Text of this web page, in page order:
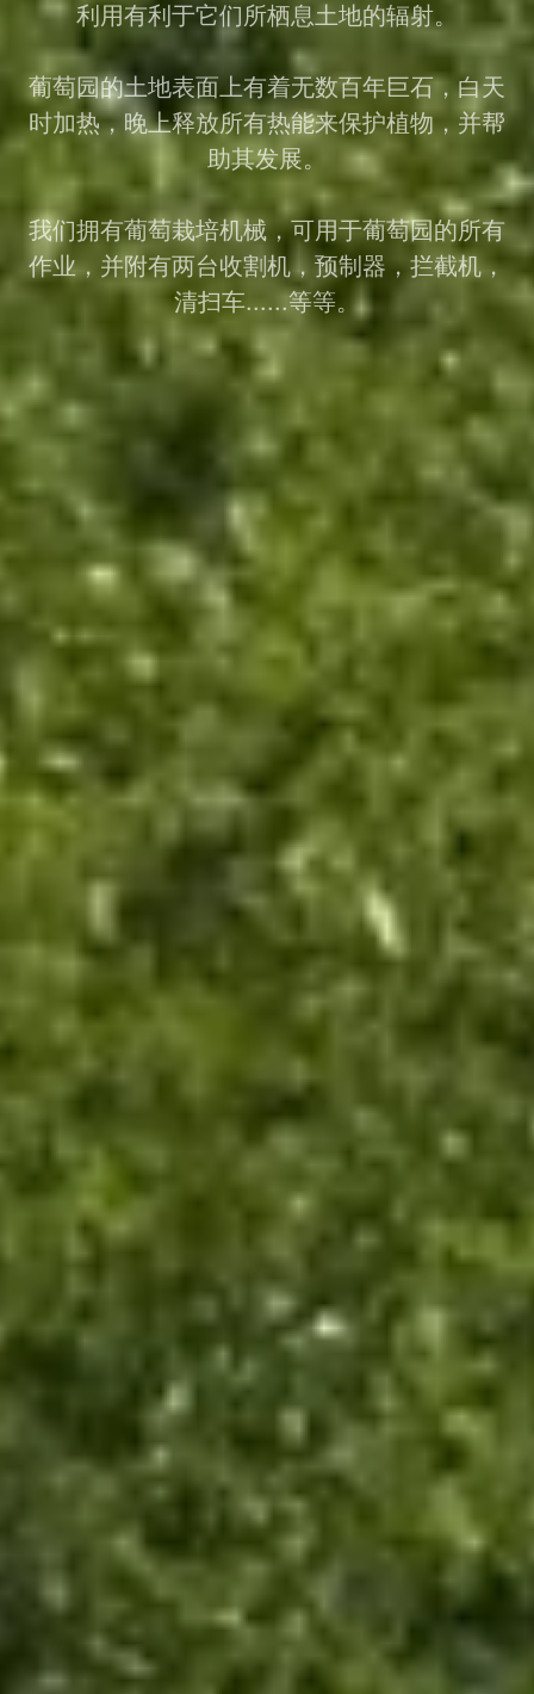
利用有利于它们所栖息土地的辐射。
葡萄园的土地表面上有着无数百年巨石，白天
时加热，晚上释放所有热能来保护植物，并帮
助其发展。
我们拥有葡萄栽培机械，可用于葡萄园的所有
作业，并附有两台收割机，预制器，拦截机，
清扫车......等等。